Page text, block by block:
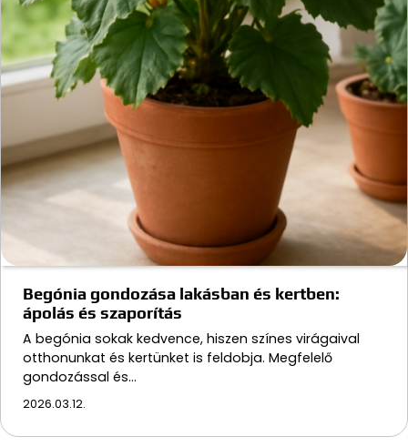
Begónia gondozása lakásban és kertben:
ápolás és szaporítás
A begónia sokak kedvence, hiszen színes virágaival
otthonunkat és kertünket is feldobja. Megfelelő
gondozással és…
2026.03.12.